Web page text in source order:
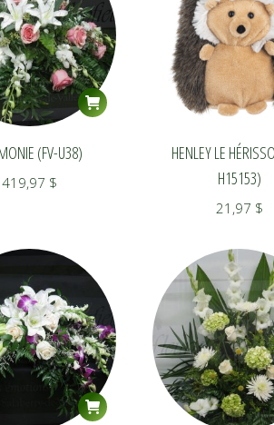
(FV-U38)
419,97 $
HENLEY LE
H15153)
21,97 $